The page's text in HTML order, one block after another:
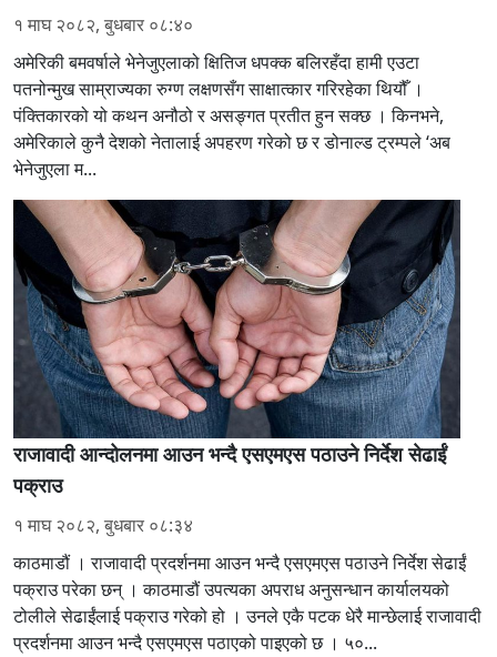
१ माघ २०८२, बुधबार ०८:४०
अमेरिकी बमवर्षाले भेनेजुएलाको क्षितिज धपक्क बलिरहँदा हामी एउटा
पतनोन्मुख साम्राज्यका रुग्ण लक्षणसँग साक्षात्कार गरिरहेका थियौँ ।
पंक्तिकारको यो कथन अनौठो र असङ्गत प्रतीत हुन सक्छ । किनभने,
अमेरिकाले कुनै देशको नेतालाई अपहरण गरेको छ र डोनाल्ड ट्रम्पले ‘अब
भेनेजुएला म...
राजावादी आन्दोलनमा आउन भन्दै एसएमएस पठाउने निर्देश सेढाईं
पक्राउ
१ माघ २०८२, बुधबार ०८:३४
काठमाडौं । राजावादी प्रदर्शनमा आउन भन्दै एसएमएस पठाउने निर्देश सेढाईं
पक्राउ परेका छन् । काठमाडौं उपत्यका अपराध अनुसन्धान कार्यालयको
टोलीले सेढाईंलाई पक्राउ गरेको हो । उनले एकै पटक धेरै मान्छेलाई राजावादी
प्रदर्शनमा आउन भन्दै एसएमएस पठाएको पाइएको छ । ५०...